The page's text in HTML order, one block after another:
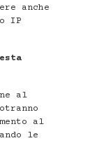
anche
IP
al
al
le